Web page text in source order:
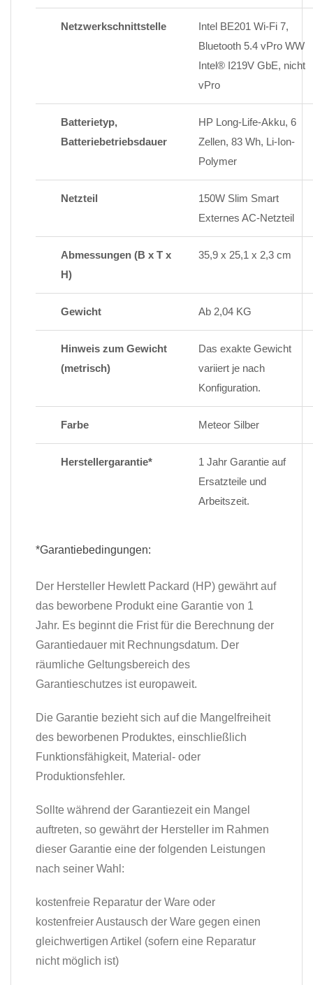
Netzwerkschnittstelle
Intel BE201 Wi-Fi 7,
Bluetooth 5.4 vPro WW
Intel® I219V GbE, nicht
vPro
Batterietyp,
Batteriebetriebsdauer
HP Long-Life-Akku, 6
Zellen, 83 Wh, Li-Ion-
Polymer
Netzteil
150W Slim Smart
Externes AC-Netzteil
Abmessungen (B x T x
H)
35,9 x 25,1 x 2,3 cm
Gewicht Ab 2,04 KG
Hinweis zum Gewicht
(metrisch)
Das exakte Gewicht
variiert je nach
Konfiguration.
Farbe Meteor Silber
Herstellergarantie*
1 Jahr Garantie auf
Ersatzteile und
Arbeitszeit.
*Garantiebedingungen:
Der Hersteller Hewlett Packard (HP) gewährt auf
das beworbene Produkt eine Garantie von 1
Jahr. Es beginnt die Frist für die Berechnung der
Garantiedauer mit Rechnungsdatum. Der
räumliche Geltungsbereich des
Garantieschutzes ist europaweit.
Die Garantie bezieht sich auf die Mangelfreiheit
des beworbenen Produktes, einschließlich
Funktionsfähigkeit, Material- oder
Produktionsfehler.
Sollte während der Garantiezeit ein Mangel
auftreten, so gewährt der Hersteller im Rahmen
dieser Garantie eine der folgenden Leistungen
nach seiner Wahl:
kostenfreie Reparatur der Ware oder
kostenfreier Austausch der Ware gegen einen
gleichwertigen Artikel (sofern eine Reparatur
nicht möglich ist)